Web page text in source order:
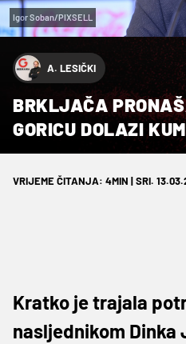
Igor Soban/PIXSELL
A. LESIČKI
BRKLJAČA
GORICU DOLAZI
VRIJEME ČITANJA: 4MIN | SRI.
Kratko je trajala
nasljednikom Dinka